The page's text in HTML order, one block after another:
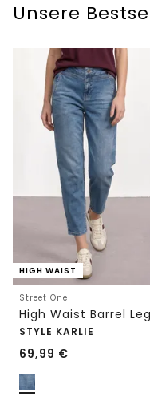
Unsere
HIGH WAIST
Street One
STYLE KARLIE
69,99 €